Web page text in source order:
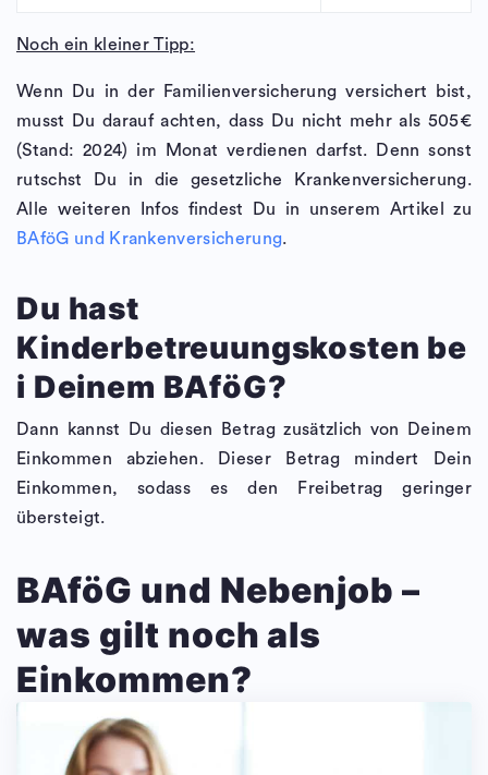
Noch ein kleiner Tipp:
Wenn Du in der Familienversicherung versichert bist,
musst Du darauf achten, dass Du nicht mehr als 505€
(Stand: 2024) im Monat verdienen darfst. Denn sonst
rutschst Du in die gesetzliche Krankenversicherung.
Alle weiteren Infos findest Du in unserem Artikel zu
BAföG und Krankenversicherung.
Du hast
Kinderbetreuungskosten be
i Deinem BAföG?
Dann kannst Du diesen Betrag zusätzlich von Deinem
Einkommen abziehen. Dieser Betrag mindert Dein
Einkommen, sodass es den Freibetrag geringer
übersteigt.
BAföG und Nebenjob –
was gilt noch als
Einkommen?